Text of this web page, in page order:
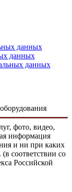
данных
данных
данных
фото, видео,
информация
и ни при каких
соответствии со
Российской